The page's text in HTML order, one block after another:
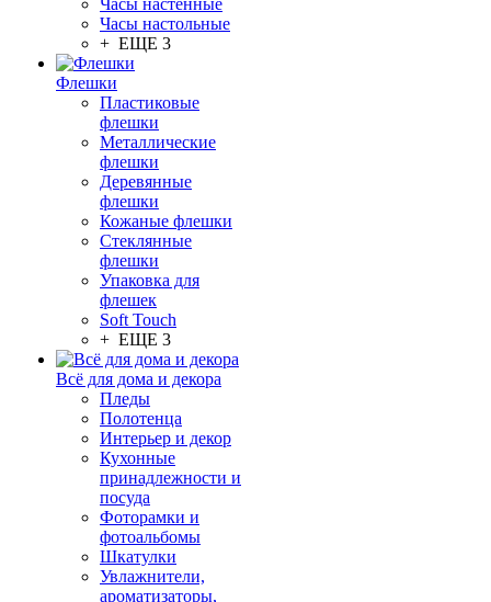
Часы настенные
Часы настольные
+ ЕЩЕ 3
Флешки
Пластиковые
флешки
Металлические
флешки
Деревянные
флешки
Кожаные флешки
Стеклянные
флешки
Упаковка для
флешек
Soft Touch
+ ЕЩЕ 3
Всё для дома и декора
Пледы
Полотенца
Интерьер и декор
Кухонные
принадлежности и
посуда
Фоторамки и
фотоальбомы
Шкатулки
Увлажнители,
ароматизаторы,